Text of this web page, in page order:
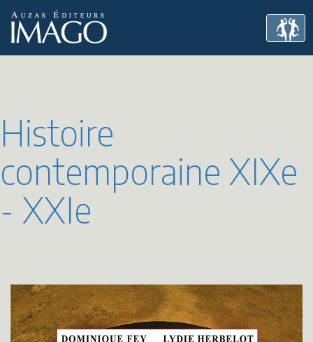
Histoire
contemporaine XIXe
- XXIe